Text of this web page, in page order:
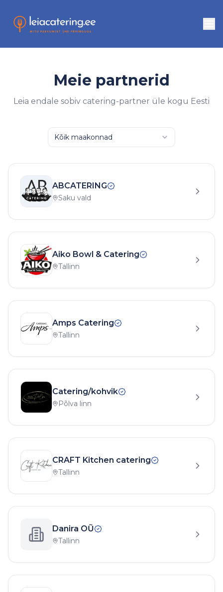
Meie partnerid
Leia endale sobiv catering-partner üle kogu Eesti
Kõik maakonnad
ABCATERING
Saku vald
Aiko Bowl & Catering
Tallinn
Amps Catering
Tallinn
Catering/kohvik
Põlva linn
CRAFT Kitchen catering
Tallinn
Danira OŨ
Tallinn